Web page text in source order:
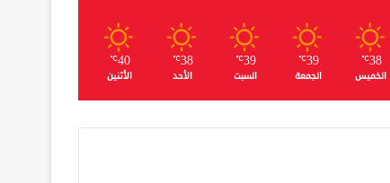
38
℃
الخميس
39
℃
الجمعة
39
℃
السبت
38
℃
الأحد
40
℃
الأثنين